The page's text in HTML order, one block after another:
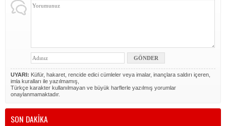
UYARI: Küfür, hakaret, rencide edici cümleler veya imalar, inançlara saldırı içeren,
imla kuralları ile yazılmamış,
Türkçe karakter kullanılmayan ve büyük harflerle yazılmış yorumlar
onaylanmamaktadır.
SON DAKİKA